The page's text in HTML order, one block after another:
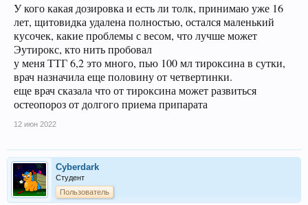
У кого какая дозировка и есть ли толк, принимаю уже 16
лет, щитовидка удалена полностью, остался маленький
кусочек, какие проблемы с весом, что лучше может
Эутирокс, кто нить пробовал
у меня ТТГ 6,2 это много, пью 100 мл тироксина в сутки,
врач назначила еще половину от четвертинки.
еще врач сказала что от тироксина может развиться
остеопороз от долгого приема припарата
12 июн 2022
Cyberdark
Студент
Пользователь